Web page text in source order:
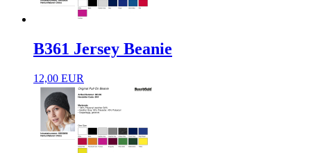
B361 Jersey Beanie
12,00 EUR